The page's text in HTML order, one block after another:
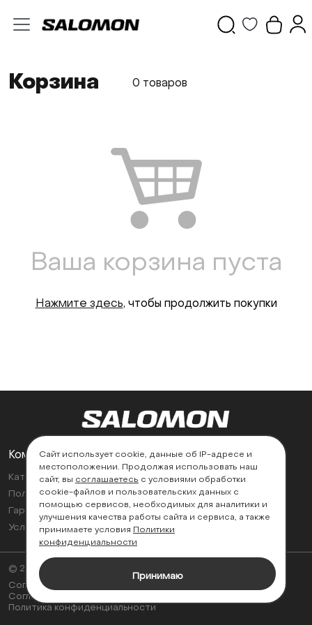
Корзина 0 товаров
Ваша корзина пуста
Нажмите здесь, чтобы продолжить покупки
Компания
Каталог
Политика возврата
Гарантии
Условия эксплуатации
Поддержка
Контакты
Найти магазин
© 2026
Согласие на обработку персональных данных
Соглашение об использовании cookie-файлов
Политика конфиденциальности
Сайт использует cookie, данные об IP-адресе и
местоположении. Продолжая использовать наш
сайт, вы соглашаетесь с условиями обработки
cookie-файлов и пользовательских данных с
помощью сервисов, необходимых для аналитики и
улучшения качества работы сайта и сервиса, а также
принимаете условия Политики
конфиденциальности
Принимаю